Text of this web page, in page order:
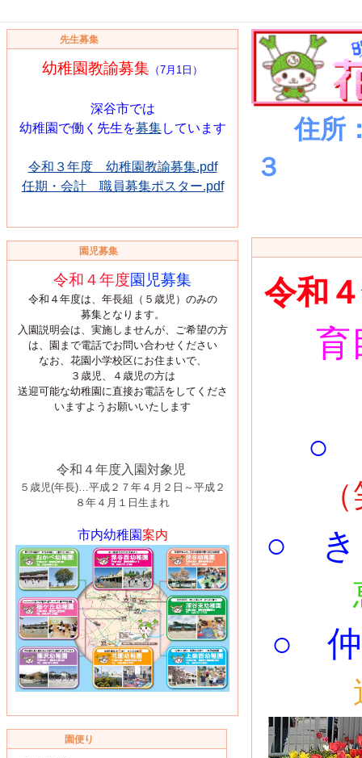
先生募集
幼稚園教諭募集 （7月1日）
深谷市では
幼稚園で働く先生を募集しています
令和３年度 幼稚園教諭募集.pdf
任期・会計 職員募集ポスター.pdf
園児募集
令和４年度園児募集
令和４年度は、年長組（５歳児）のみの
募集となります。
入園説明会は、実施しませんが、ご希望の方
は、園まで電話でお問い合わせください
なお、花園小学校区にお住まいで、
３歳児、４歳児の方は
送迎可能な幼稚園に直接お電話をしてくださ
いますようお願いいたします
令和４年度入園対象児
５歳児(年長)…平成２７年４月２日～平成２
８年４月１日生まれ
市内幼稚園案内
園便り
住所
３ 電
令和
○
○ き
○ 仲